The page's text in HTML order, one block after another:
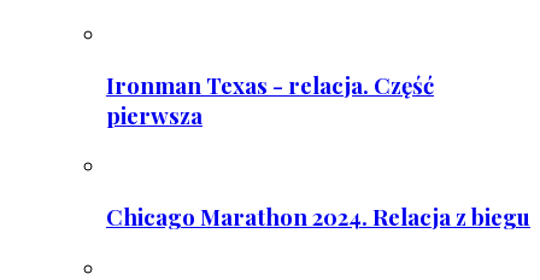
Ironman Texas - relacja. Część
pierwsza
Chicago Marathon 2024. Relacja z biegu